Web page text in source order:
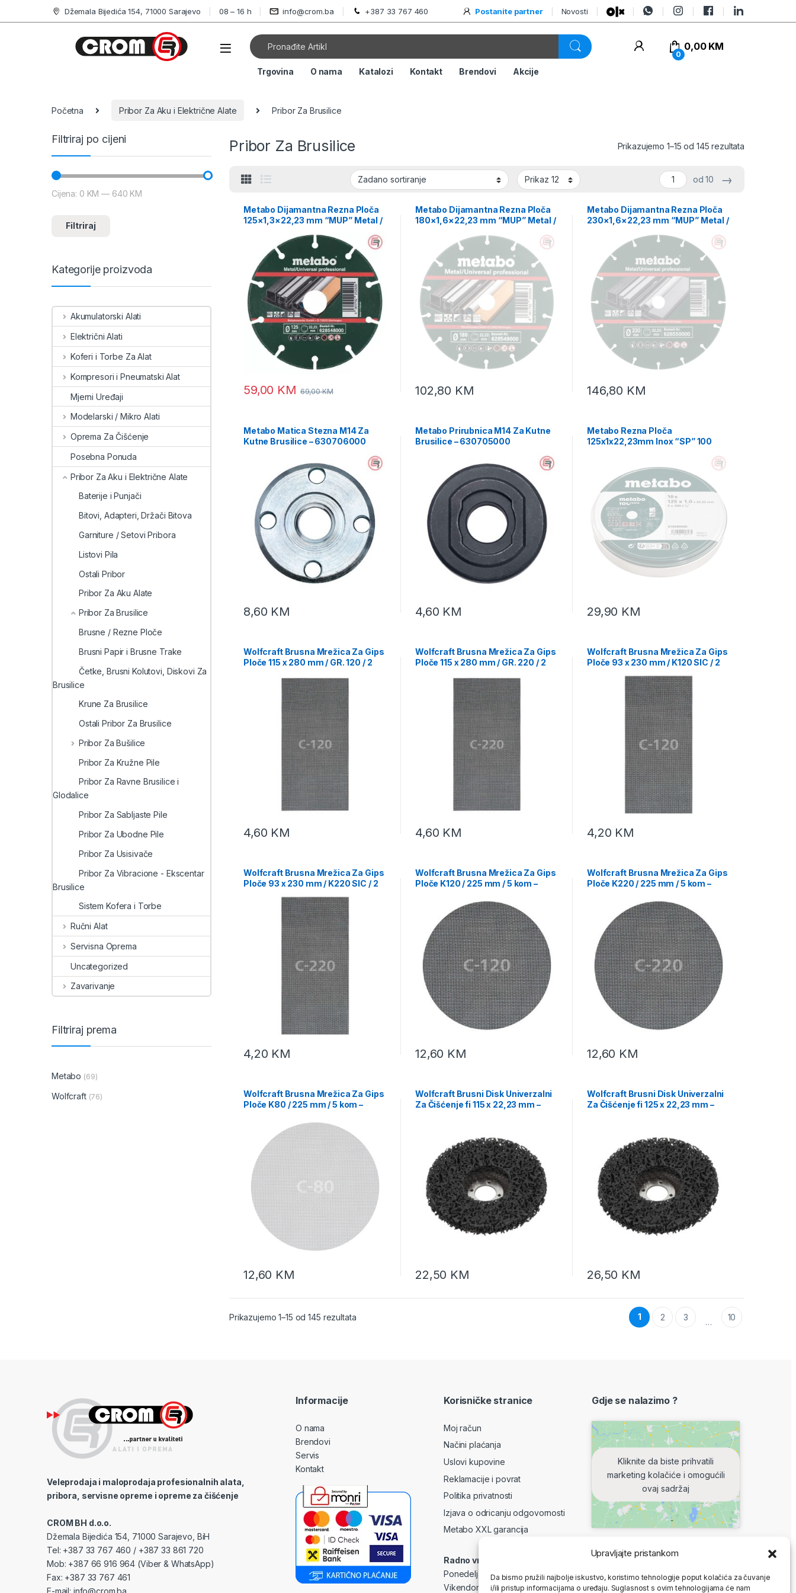
Upravljajte pristankom
Da bismo pružili najbolje iskustvo, koristimo tehnologije poput kolačića za čuvanje
i/ili pristup informacijama o uređaju. Suglasnost s ovim tehnologijama će nam
Džemala Bijedića 154, 71000 Sarajevo 08 – 16 h info@crom.ba +387 33 767 460 Postanite partner Novosti
0
0,00 KM
Trgovina O nama Katalozi Kontakt Brendovi Akcije
Početna Pribor Za Aku i Električne Alate Pribor Za Brusilice
Pribor Za Brusilice Prikazujemo 1–15 od 145 rezultata
od 10 →
Metabo Dijamantna Rezna Ploča
125×1,3×22,23 mm “MUP” Metal /
628548000
59,00 KM 69,00KM
Metabo Dijamantna Rezna Ploča
180×1,6×22,23 mm “MUP” Metal /
628549000
102,80 KM
Metabo Dijamantna Rezna Ploča
230×1,6×22,23 mm “MUP” Metal /
628550000
146,80 KM
Metabo Matica Stezna M14 Za
Kutne Brusilice – 630706000
8,60 KM
Metabo Prirubnica M14 Za Kutne
Brusilice – 630705000
4,60 KM
Metabo Rezna Ploča
125x1x22,23mm Inox “SP” 100
29,90 KM
Wolfcraft Brusna Mrežica Za Gips
Ploče 115 x 280 mm / GR. 120 / 2
4,60 KM
Wolfcraft Brusna Mrežica Za Gips
Ploče 115 x 280 mm / GR. 220 / 2
4,60 KM
Wolfcraft Brusna Mrežica Za Gips
Ploče 93 x 230 mm / K120 SIC / 2
4,20 KM
Wolfcraft Brusna Mrežica Za Gips
Ploče 93 x 230 mm / K220 SIC / 2
4,20 KM
Wolfcraft Brusna Mrežica Za Gips
Ploče K120 / 225 mm / 5 kom –
12,60 KM
Wolfcraft Brusna Mrežica Za Gips
Ploče K220 / 225 mm / 5 kom –
12,60 KM
Wolfcraft Brusna Mrežica Za Gips
Ploče K80 / 225 mm / 5 kom –
12,60 KM
Wolfcraft Brusni Disk Univerzalni
Za Čišćenje fi 115 x 22,23 mm –
22,50 KM
Wolfcraft Brusni Disk Univerzalni
Za Čišćenje fi 125 x 22,23 mm –
26,50 KM
Prikazujemo 1–15 od 145 rezultata 1 2 3 … 10
Filtriraj po cijeni
Filtriraj
Cijena: 0 KM — 640 KM
Kategorije proizvoda
Akumulatorski Alati
Električni Alati
Koferi i Torbe Za Alat
Kompresori i Pneumatski Alat
Mjerni Uređaji
Modelarski / Mikro Alati
Oprema Za Čišćenje
Posebna Ponuda
Pribor Za Aku i Električne Alate
Baterije i Punjači
Bitovi, Adapteri, Držači Bitova
Garniture / Setovi Pribora
Listovi Pila
Ostali Pribor
Pribor Za Aku Alate
Pribor Za Brusilice
Brusne / Rezne Ploče
Brusni Papir i Brusne Trake
Četke, Brusni Kolutovi, Diskovi Za
Brusilice
Krune Za Brusilice
Ostali Pribor Za Brusilice
Pribor Za Bušilice
Pribor Za Kružne Pile
Pribor Za Ravne Brusilice i
Glodalice
Pribor Za Sabljaste Pile
Pribor Za Ubodne Pile
Pribor Za Usisivače
Pribor Za Vibracione - Ekscentar
Brusilice
Sistem Kofera i Torbe
Ručni Alat
Servisna Oprema
Uncategorized
Zavarivanje
Filtriraj prema
Metabo (69)
Wolfcraft (76)
Veleprodaja i maloprodaja profesionalnih alata,
pribora, servisne opreme i opreme za čišćenje
CROM BH d.o.o.
Džemala Bijedića 154, 71000 Sarajevo, BiH
Tel: +387 33 767 460 / +387 33 861 720
Mob: +387 66 916 964 (Viber & WhatsApp)
Fax: +387 33 767 461
E-mail: info@crom.ba
Informacije
O nama
Brendovi
Servis
Kontakt
Korisničke stranice
Moj račun
Načini plaćanja
Uslovi kupovine
Reklamacije i povrat
Politika privatnosti
Izjava o odricanju odgovornosti
Metabo XXL garancija
Radno vrijeme
Ponedeljak – Petak: 08-16 h
Vikendom i praznicima: ne radimo
Gdje se nalazimo ?
Kliknite da biste prihvatili
marketing kolačiće i omogućili
ovaj sadržaj